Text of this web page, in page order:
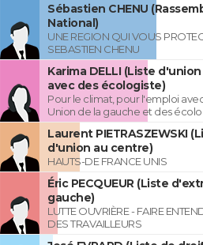
Sébastien CHENU
National)
UNE REGION QUI VOUS
SEBASTIEN CHENU
Karima DELLI (Liste
avec des écologiste)
Pour le climat, pour l'emploi
Union de la gauche et des
Laurent PIETRASZEWSKI
d'union au centre)
HAUTS-DE FRANCE UNIS
Éric PECQUEUR (Liste
gauche)
LUTTE OUVRIÈRE - FAIRE
DES TRAVAILLEURS